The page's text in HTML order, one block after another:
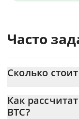
Часто
Сколько
На данный момент 1
Как
BTC?